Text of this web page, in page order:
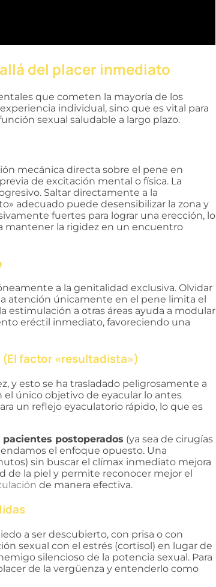
del placer inmediato
que cometen la mayoría de los
individual, sino que es vital para
sexual saludable a largo plazo.
mecánica directa sobre el pene en
de excitación mental o física. La
Saltar directamente a la
adecuado puede desensibilizar la zona y
fuertes para lograr una erección, lo
mantener la rigidez en un encuentro
a la genitalidad exclusiva. Olvidar
atención únicamente en el pene limita el
estimulación a otras áreas ayuda a modular
eréctil inmediato, favoreciendo una
factor «resultadista»)
y esto se ha trasladado peligrosamente a
único objetivo de eyacular lo antes
un reflejo eyaculatorio rápido, lo que es
pacientes postoperados (ya sea de cirugías
el enfoque opuesto. Una
sin buscar el clímax inmediato mejora
de la piel y permite reconocer mejor el
de manera efectiva.
a ser descubierto, con prisa o con
sexual con el estrés (cortisol) en lugar de
silencioso de la potencia sexual. Para
de la vergüenza y entenderlo como